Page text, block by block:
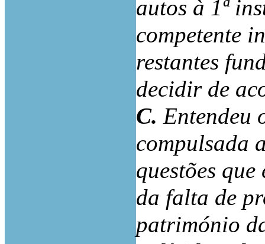
autos à 1ª
competente
restantes
decidir de
C. Entendeu
compulsada
questões
da falta de
património